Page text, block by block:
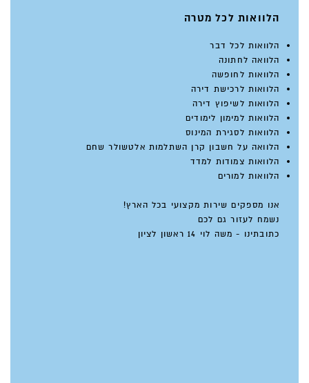
הלוואות לכל מטרה
הלוואות לכל דבר
הלוואה לחתונה
הלוואות לחופשה
הלוואות לרכישת דירה
הלוואות לשיפוץ דירה
הלוואות למימון לימודים
הלוואות לסגירת המינוס
הלוואה על חשבון קרן השתלמות אלטשולר שחם
הלוואות צמודות למדד
הלוואות למורים
אנו מספקים שירות מקצועי בכל הארץ!
נשמח לעזור גם לכם
כתובתינו - משה לוי 14 ראשון לציון